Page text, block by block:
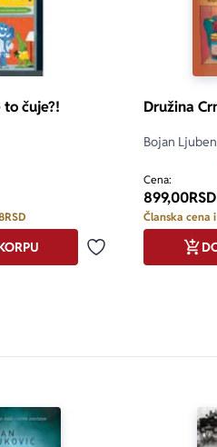
to čuje?!
RSD
Dodaj u omiljene
Družina
Bojan
Cena:
899,00RSD
Članska cena